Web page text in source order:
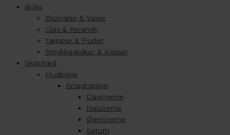
Bolig
Blomster & Vaser
Glas & Keramik
Tæpper & Puder
Smykkeæsker & Kasser
Skønhed
Hudpleje
Ansigtspleje
Dagcreme
Natcreme
Øjencreme
Serum